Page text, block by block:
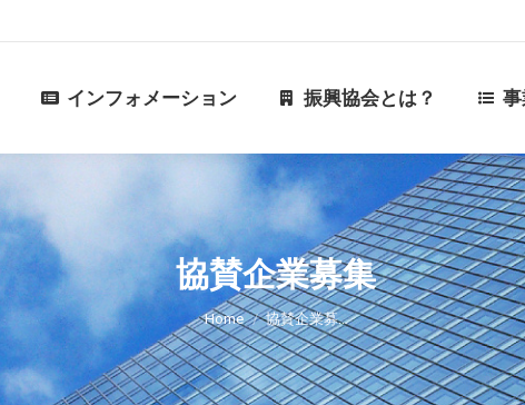
インフォメーション 振興協会とは？
協賛企業募集
You are here:
Home 協賛企業募…